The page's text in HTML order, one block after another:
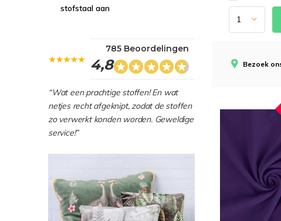
Bezoek
stofstaal aan
4,8
785 Beoordelingen
“Wat een prachtige stoffen! En wat
netjes recht afgeknipt, zodat de stoffen
zo verwerkt konden worden. Geweldige
service!”